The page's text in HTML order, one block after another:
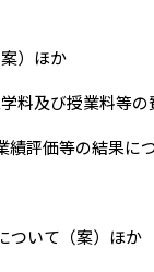
）ほか
料及び授業料等
評価等の結果に
ついて（案）ほか